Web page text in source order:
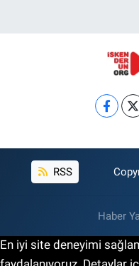
RSS
Haber
En iyi site deneyimi